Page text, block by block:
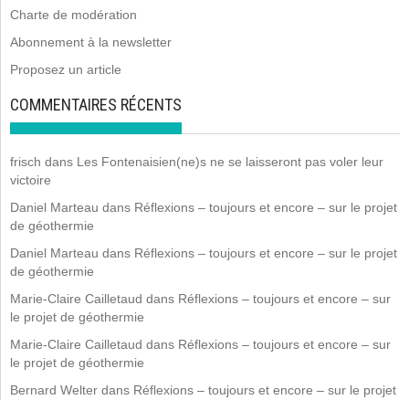
Charte de modération
Abonnement à la newsletter
Proposez un article
COMMENTAIRES RÉCENTS
frisch dans Les Fontenaisien(ne)s ne se laisseront pas voler leur
victoire
Daniel Marteau dans Réflexions – toujours et encore – sur le projet
de géothermie
Daniel Marteau dans Réflexions – toujours et encore – sur le projet
de géothermie
Marie-Claire Cailletaud dans Réflexions – toujours et encore – sur
le projet de géothermie
Marie-Claire Cailletaud dans Réflexions – toujours et encore – sur
le projet de géothermie
Bernard Welter dans Réflexions – toujours et encore – sur le projet